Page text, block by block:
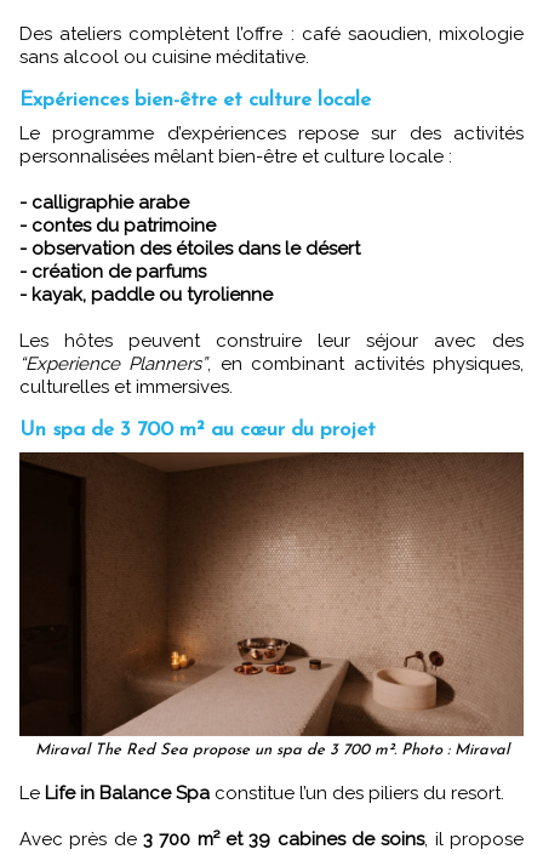
Des ateliers complètent l’offre : café saoudien, mixologie
sans alcool ou cuisine méditative.
Expériences bien-être et culture locale
Le programme d’expériences repose sur des activités
personnalisées mêlant bien-être et culture locale :
- calligraphie arabe
- contes du patrimoine
- observation des étoiles dans le désert
- création de parfums
- kayak, paddle ou tyrolienne
Les hôtes peuvent construire leur séjour avec des
“Experience Planners”, en combinant activités physiques,
culturelles et immersives.
Un spa de 3 700 m² au cœur du projet
Miraval The Red Sea propose un spa de 3 700 m². Photo : Miraval
Le Life in Balance Spa constitue l’un des piliers du resort.
Avec près de 3 700 m² et 39 cabines de soins, il propose